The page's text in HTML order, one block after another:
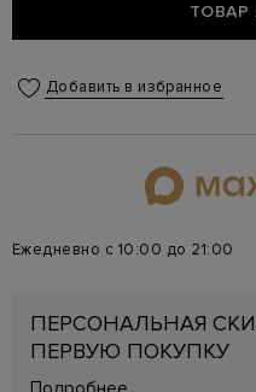
ТОВАР
Добавить в избранное
Ежедневно с 10:00 до 21:00
ПЕРСОНАЛЬНАЯ
ПЕРВУЮ ПОКУПКУ